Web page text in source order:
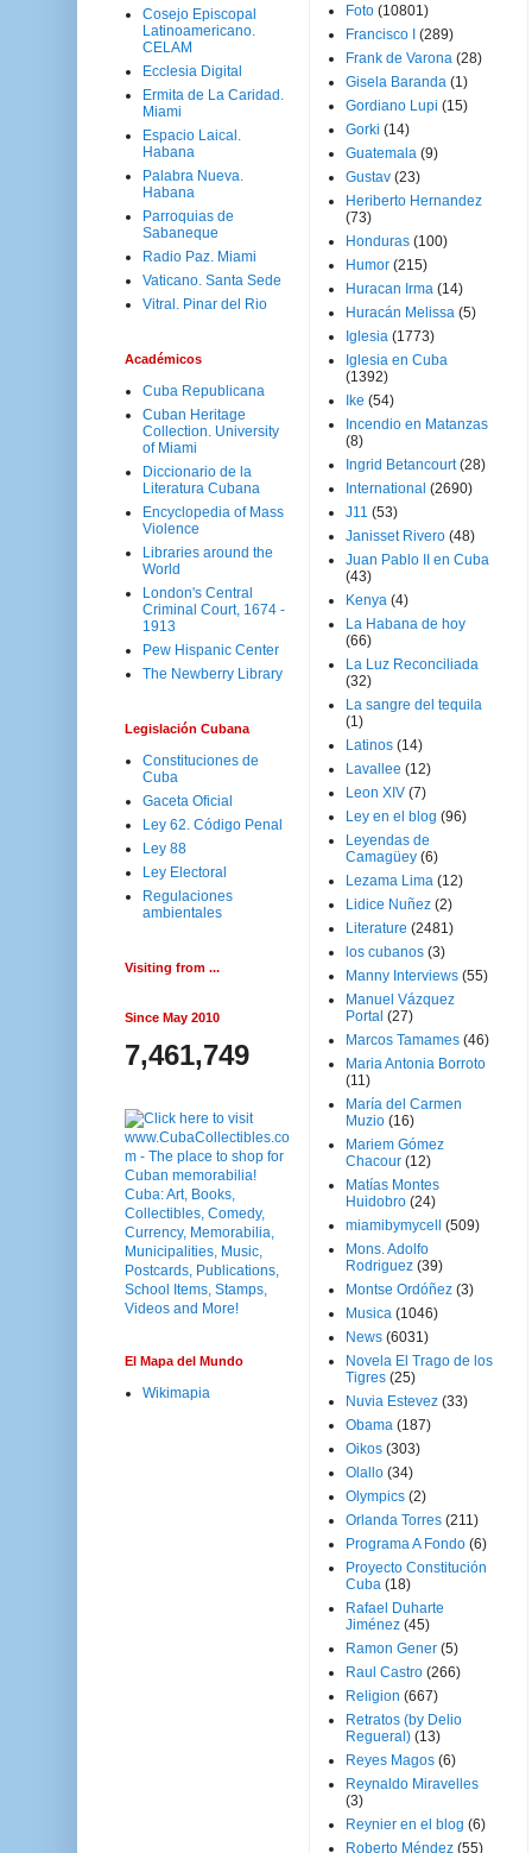
Cosejo Episcopal
Latinoamericano.
CELAM
Ecclesia Digital
Ermita de La Caridad.
Miami
Espacio Laical.
Habana
Palabra Nueva.
Habana
Parroquias de
Sabaneque
Radio Paz. Miami
Vaticano. Santa Sede
Vitral. Pinar del Rio
Académicos
Cuba Republicana
Cuban Heritage
Collection. University
of Miami
Diccionario de la
Literatura Cubana
Encyclopedia of Mass
Violence
Libraries around the
World
London's Central
Criminal Court, 1674 -
1913
Pew Hispanic Center
The Newberry Library
Legislación Cubana
Constituciones de
Cuba
Gaceta Oficial
Ley 62. Código Penal
Ley 88
Ley Electoral
Regulaciones
ambientales
Visiting from ...
Since May 2010
7,461,749
El Mapa del Mundo
Wikimapia
Foto (10801)
Francisco I
(289)
Frank de Varona (28)
Gisela Baranda (1)
Gordiano Lupi (15)
Gorki (14)
Guatemala (9)
Gustav (23)
Heriberto Hernandez
(73)
Honduras (100)
Humor (215)
Huracan Irma (14)
Huracán Melissa (5)
Iglesia (1773)
Iglesia en Cuba
(1392)
Ike (54)
Incendio en Matanzas
(8)
Ingrid Betancourt (28)
International (2690)
J11 (53)
Janisset Rivero (48)
Juan Pablo II en Cuba
(43)
Kenya (4)
La Habana de hoy
(66)
La Luz Reconciliada
(32)
La sangre del tequila
(1)
Latinos (14)
Lavallee (12)
Leon XIV (7)
Ley en el blog (96)
Leyendas de
Camagüey (6)
Lezama Lima (12)
Lidice Nuñez (2)
Literature (2481)
los cubanos (3)
Manny Interviews (55)
Manuel Vázquez
Portal (27)
Marcos Tamames (46)
Maria Antonia Borroto
(11)
María del Carmen
Muzio (16)
Mariem Gómez
Chacour (12)
Matías Montes
Huidobro (24)
miamibymycell
(509)
Mons. Adolfo
Rodriguez (39)
Montse Ordóñez (3)
Musica (1046)
News (6031)
Novela El Trago de los
Tigres (25)
Nuvia Estevez (33)
Obama (187)
Oikos (303)
Olallo (34)
Olympics (2)
Orlanda Torres (211)
Programa A Fondo (6)
Proyecto Constitución
Cuba (18)
Rafael Duharte
Jiménez (45)
Ramon Gener (5)
Raul Castro (266)
Religion (667)
Retratos (by Delio
Regueral) (13)
Reyes Magos (6)
Reynaldo Miravelles
(3)
Reynier en el blog (6)
Roberto Méndez (55)